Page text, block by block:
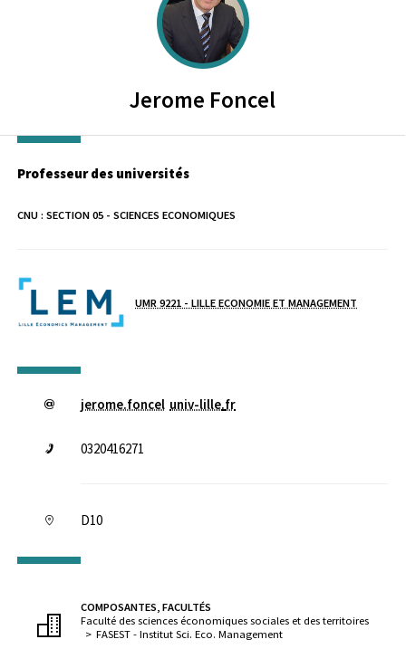
Jerome Foncel
Professeur des universités
CNU : SECTION 05 - SCIENCES ECONOMIQUES
UMR 9221 - LILLE ECONOMIE ET MANAGEMENT
jerome.foncel univ-lille.fr
0320416271
D10
COMPOSANTES, FACULTÉS
Faculté des sciences économiques sociales et des territoires
FASEST - Institut Sci. Eco. Management